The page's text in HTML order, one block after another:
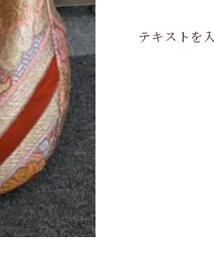
テキストを